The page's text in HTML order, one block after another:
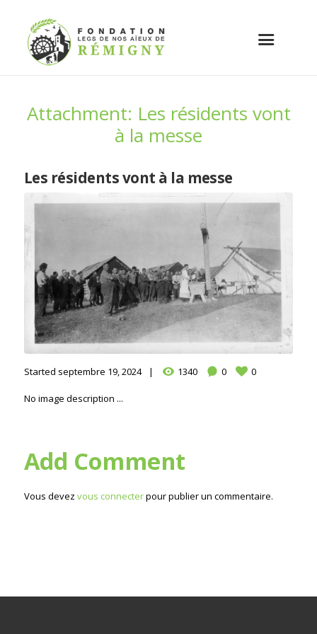
Attachment: Les résidents vont
à la messe
Les résidents vont à la messe
Started septembre 19, 2024 1340 0 0
No image description ...
Add Comment
Vous devez vous connecterpour publier un commentaire.